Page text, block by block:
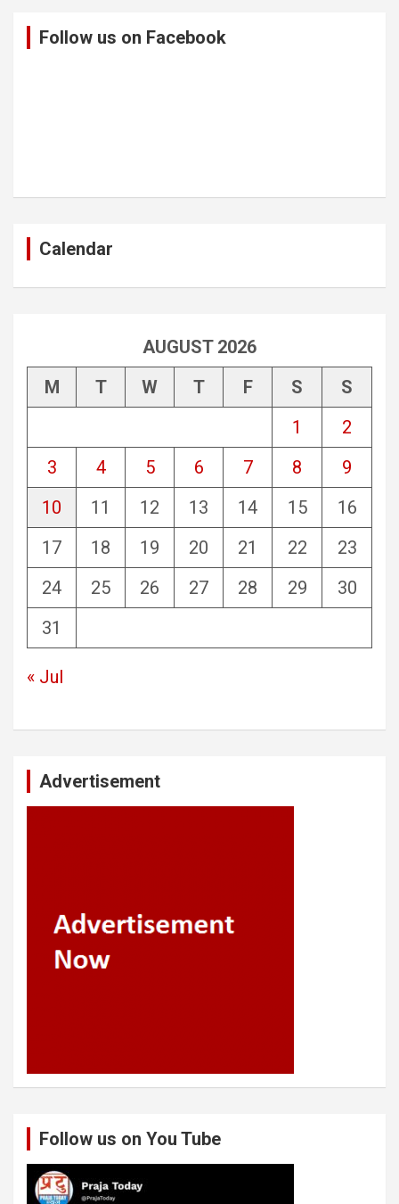
Follow us on Facebook
Calendar
AUGUST 2026
M
T W T F S
S
1
2
3
4 5 6 7 8
9
10
11 12 13 14 15
16
17
18 19 20 21 22
23
24
25 26 27 28 29
30
31
« Jul
Advertisement
Follow us on You Tube